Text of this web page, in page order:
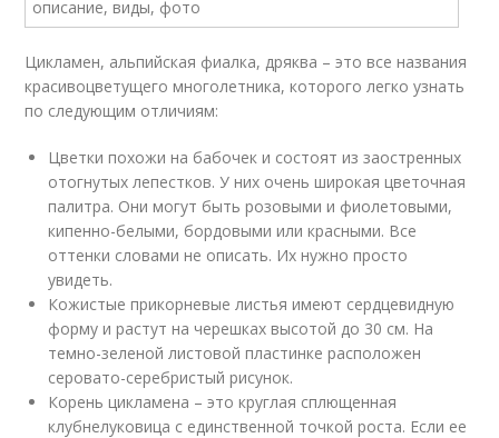
Цикламен, альпийская фиалка, дряква – это все названия
красивоцветущего многолетника, которого легко узнать
по следующим отличиям:
Цветки похожи на бабочек и состоят из заостренных
отогнутых лепестков. У них очень широкая цветочная
палитра. Они могут быть розовыми и фиолетовыми,
кипенно-белыми, бордовыми или красными. Все
оттенки словами не описать. Их нужно просто
увидеть.
Кожистые прикорневые листья имеют сердцевидную
форму и растут на черешках высотой до 30 см. На
темно-зеленой листовой пластинке расположен
серовато-серебристый рисунок.
Корень цикламена – это круглая сплющенная
клубнелуковица с единственной точкой роста. Если ее